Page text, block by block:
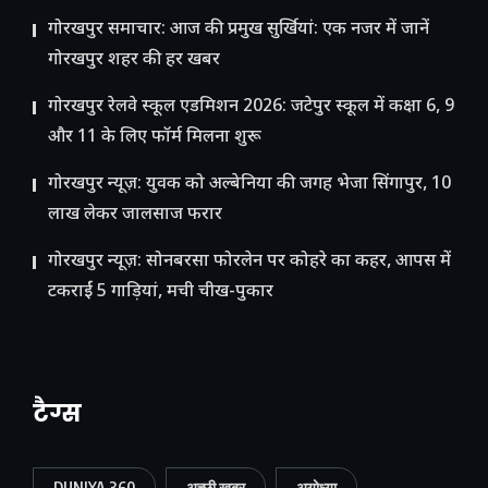
गोरखपुर समाचार: आज की प्रमुख सुर्खियां: एक नजर में जानें
गोरखपुर शहर की हर खबर
गोरखपुर रेलवे स्कूल एडमिशन 2026: जटेपुर स्कूल में कक्षा 6, 9
और 11 के लिए फॉर्म मिलना शुरू
गोरखपुर न्यूज़: युवक को अल्बेनिया की जगह भेजा सिंगापुर, 10
लाख लेकर जालसाज फरार
गोरखपुर न्यूज़: सोनबरसा फोरलेन पर कोहरे का कहर, आपस में
टकराईं 5 गाड़ियां, मची चीख-पुकार
टैग्स